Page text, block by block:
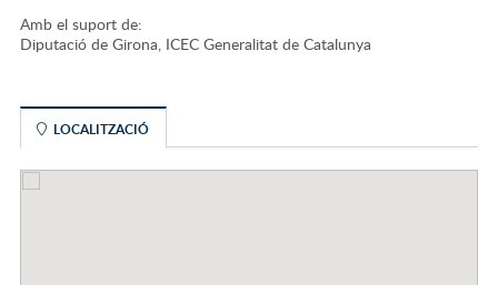
Amb el suport de:
Diputació de Girona, ICEC Generalitat de Catalunya
LOCALITZACIÓ